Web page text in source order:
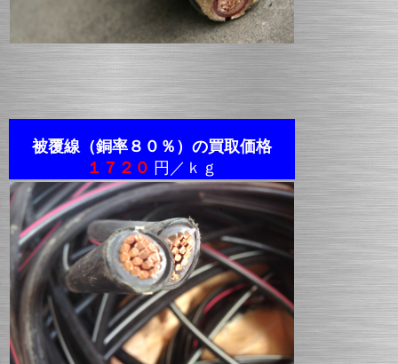
被覆線（銅率８０％）の買取価格
１７２０ 円／ｋｇ